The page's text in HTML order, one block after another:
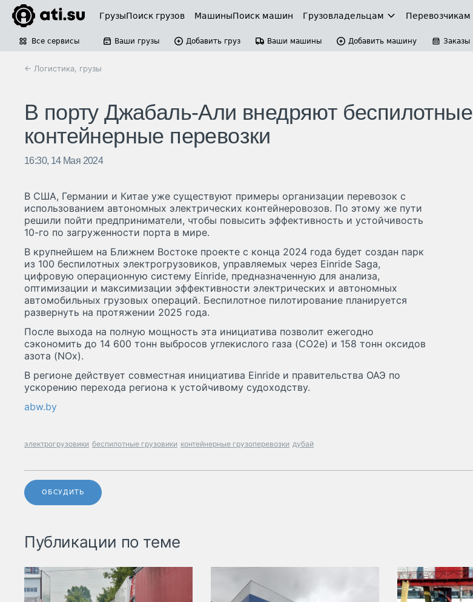
ГрузыПоиск грузов МашиныПоиск машин Грузовладельцам Перевозчикам
Все сервисы Ваши грузы Добавить груз Ваши машины Добавить машину Заказы
← Логистика, грузы
В порту Джабаль-Али внедряют беспилотные
контейнерные перевозки
16:30, 14 Мая 2024
В США, Германии и Китае уже существуют примеры организации перевозок с
использованием автономных электрических контейнеровозов. По этому же пути
решили пойти предприниматели, чтобы повысить эффективность и устойчивость
10-го по загруженности порта в мире.
В крупнейшем на Ближнем Востоке проекте с конца 2024 года будет создан парк
из 100 беспилотных электрогрузовиков, управляемых через Einride Saga,
цифровую операционную систему Einride, предназначенную для анализа,
оптимизации и максимизации эффективности электрических и автономных
автомобильных грузовых операций. Беспилотное пилотирование планируется
развернуть на протяжении 2025 года.
После выхода на полную мощность эта инициатива позволит ежегодно
сэкономить до 14 600 тонн выбросов углекислого газа (CO2e) и 158 тонн оксидов
азота (NOx).
В регионе действует совместная инициатива Einride и правительства ОАЭ по
ускорению перехода региона к устойчивому судоходству.
abw.by
электрогрузовики беспилотные грузовики контейнерные грузоперевозки дубай
ОБСУДИТЬ
Публикации по теме